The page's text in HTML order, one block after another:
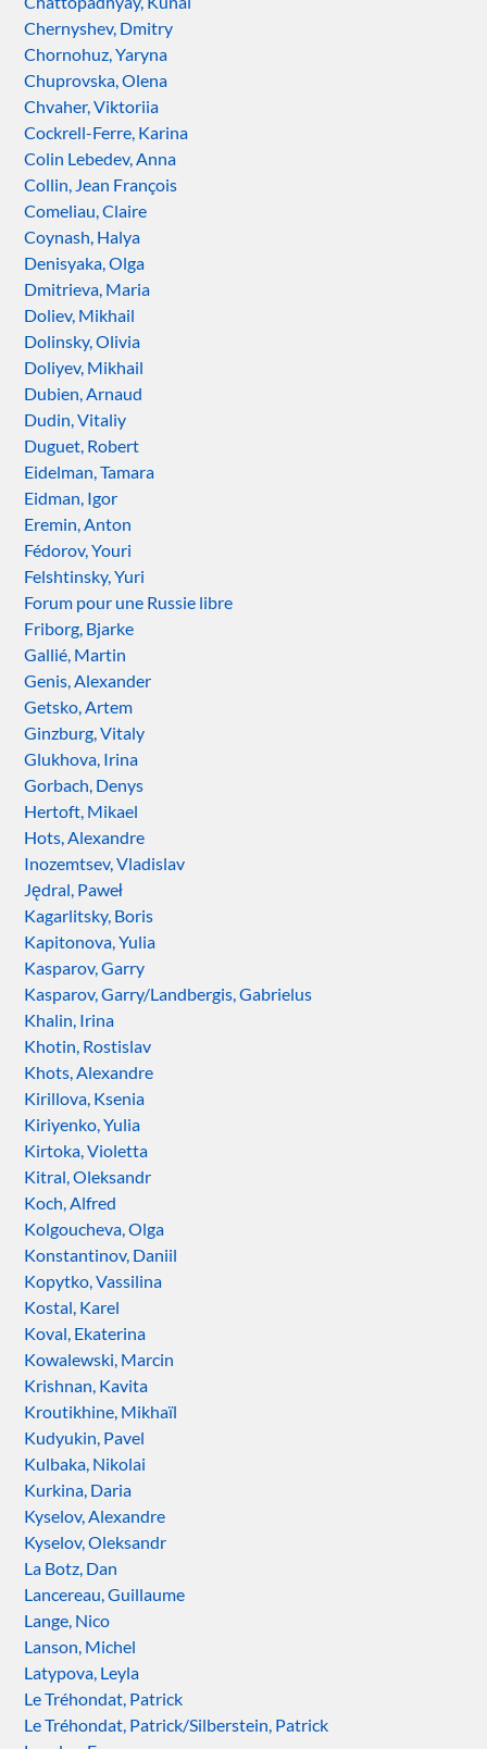
Chernyshev, Dmitry
Chornohuz, Yaryna
Chuprovska, Olena
Chvaher, Viktoriia
Cockrell-Ferre, Karina
Colin Lebedev, Anna
Collin, Jean François
Comeliau, Claire
Coynash, Halya
Denisyaka, Olga
Dmitrieva, Maria
Doliev, Mikhail
Dolinsky, Olivia
Doliyev, Mikhail
Dubien, Arnaud
Dudin, Vitaliy
Duguet, Robert
Eidelman, Tamara
Eidman, Igor
Eremin, Anton
Fédorov, Youri
Felshtinsky, Yuri
Forum pour une Russie libre
Friborg, Bjarke
Gallié, Martin
Genis, Alexander
Getsko, Artem
Ginzburg, Vitaly
Glukhova, Irina
Gorbach, Denys
Hertoft, Mikael
Hots, Alexandre
Inozemtsev, Vladislav
Jędral, Paweł
Kagarlitsky, Boris
Kapitonova, Yulia
Kasparov, Garry
Kasparov, Garry/Landbergis, Gabrielus
Khalin, Irina
Khotin, Rostislav
Khots, Alexandre
Kirillova, Ksenia
Kiriyenko, Yulia
Kirtoka, Violetta
Kitral, Oleksandr
Koch, Alfred
Kolgoucheva, Olga
Konstantinov, Daniil
Kopytko, Vassilina
Kostal, Karel
Koval, Ekaterina
Kowalewski, Marcin
Krishnan, Kavita
Kroutikhine, Mikhaïl
Kudyukin, Pavel
Kulbaka, Nikolai
Kurkina, Daria
Kyselov, Alexandre
Kyselov, Oleksandr
La Botz, Dan
Lancereau, Guillaume
Lange, Nico
Lanson, Michel
Latypova, Leyla
Le Tréhondat, Patrick
Le Tréhondat, Patrick/Silberstein, Patrick